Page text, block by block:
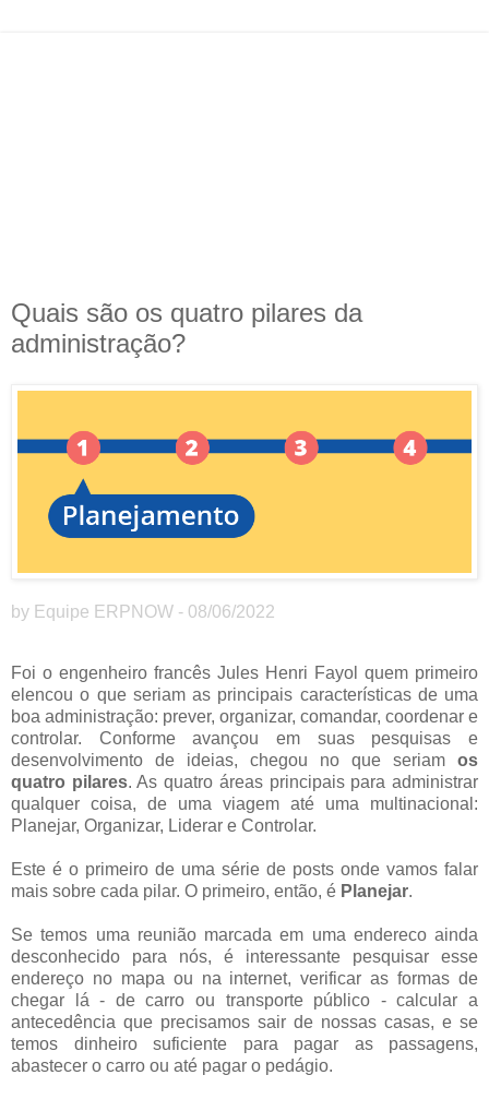
Quais são os quatro pilares da
administração?
by Equipe ERPNOW - 08/06/2022
Foi o engenheiro francês Jules Henri Fayol quem primeiro
elencou o que seriam as principais características de uma
boa administração: prever, organizar, comandar, coordenar e
controlar. Conforme avançou em suas pesquisas e
desenvolvimento de ideias, chegou no que seriam os
quatro pilares. As quatro áreas principais para administrar
qualquer coisa, de uma viagem até uma multinacional:
Planejar, Organizar, Liderar e Controlar.
Este é o primeiro de uma série de posts onde vamos falar
mais sobre cada pilar. O primeiro, então, é Planejar.
Se temos uma reunião marcada em uma endereco ainda
desconhecido para nós, é interessante pesquisar esse
endereço no mapa ou na internet, verificar as formas de
chegar lá - de carro ou transporte público - calcular a
antecedência que precisamos sair de nossas casas, e se
temos dinheiro suficiente para pagar as passagens,
abastecer o carro ou até pagar o pedágio.